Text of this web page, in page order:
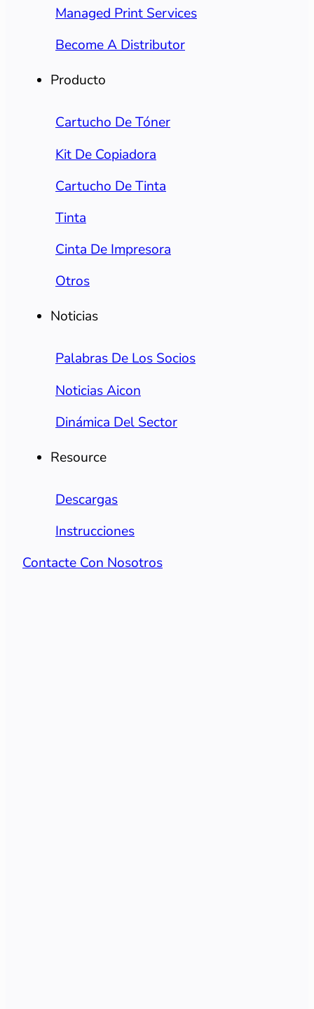
Managed Print Services
Become A Distributor
Producto
Cartucho De Tóner
Kit De Copiadora
Cartucho De Tinta
Tinta
Cinta De Impresora
Otros
Noticias
Palabras De Los Socios
Noticias Aicon
Dinámica Del Sector
Resource
Descargas
Instrucciones
Contacte Con Nosotros